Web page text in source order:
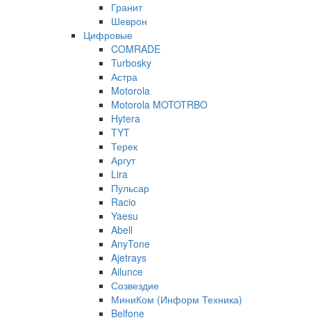
Гранит
Шеврон
Цифровые
COMRADE
Turbosky
Астра
Motorola
Motorola MOTOTRBO
Hytera
TYT
Терек
Аргут
Lira
Пульсар
Racio
Yaesu
Abell
AnyTone
Ajetrays
Ailunce
Созвездие
МиниКом (Информ Техника)
Belfone